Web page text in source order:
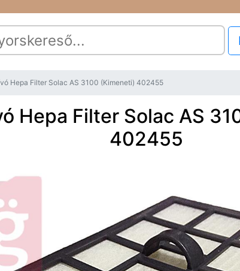
Hepa Filter Solac AS 3100 (Kimeneti) 402455
Hepa Filter Solac AS
402455